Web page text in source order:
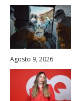
Agosto 9, 2026